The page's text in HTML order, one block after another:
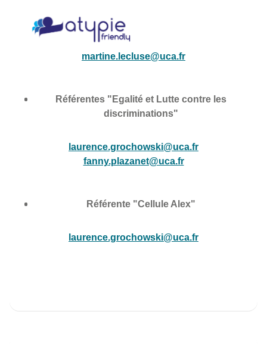
martine.lecluse@uca.fr
Référentes "Egalité et Lutte contre les
discriminations"
laurence.grochowski@uca.fr
fanny.plazanet@uca.fr
Référente "Cellule Alex"
laurence.grochowski@uca.fr